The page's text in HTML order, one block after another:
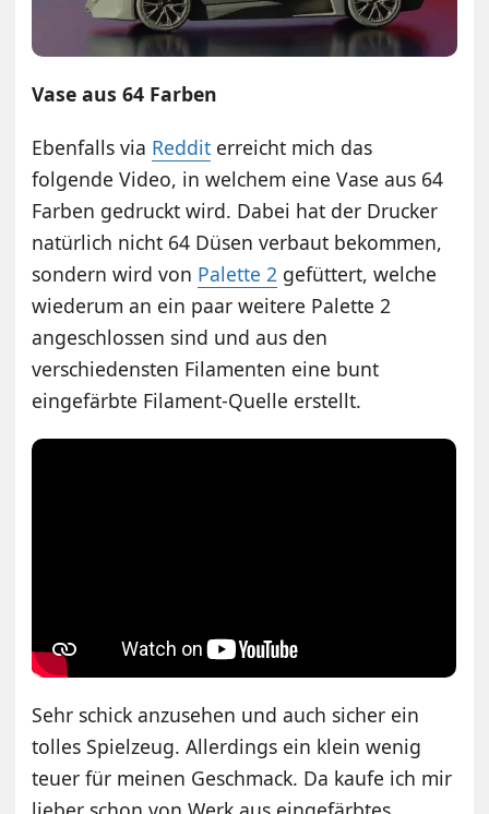
Vase aus 64 Farben
Ebenfalls via Reddit erreicht mich das
folgende Video, in welchem eine Vase aus 64
Farben gedruckt wird. Dabei hat der Drucker
natürlich nicht 64 Düsen verbaut bekommen,
sondern wird von Palette 2 gefüttert, welche
wiederum an ein paar weitere Palette 2
angeschlossen sind und aus den
verschiedensten Filamenten eine bunt
eingefärbte Filament-Quelle erstellt.
Sehr schick anzusehen und auch sicher ein
tolles Spielzeug. Allerdings ein klein wenig
teuer für meinen Geschmack. Da kaufe ich mir